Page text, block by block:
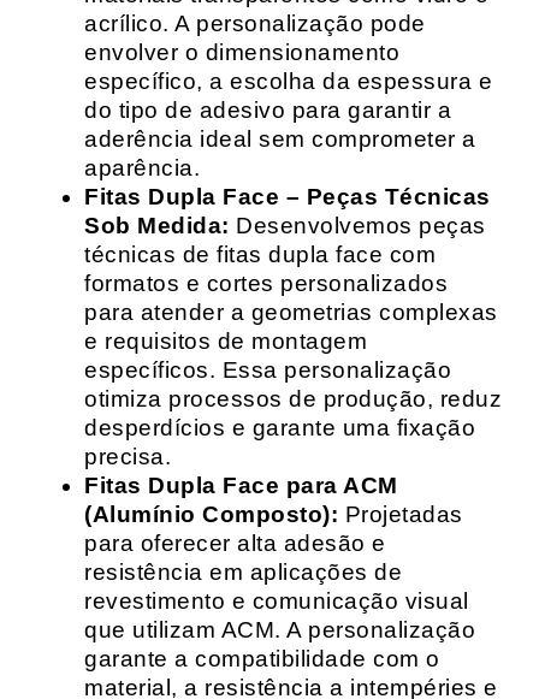
acrílico. A personalização pode
envolver o dimensionamento
específico, a escolha da espessura e
do tipo de adesivo para garantir a
aderência ideal sem comprometer a
aparência.
Fitas Dupla Face – Peças Técnicas
Sob Medida: Desenvolvemos peças
técnicas de fitas dupla face com
formatos e cortes personalizados
para atender a geometrias complexas
e requisitos de montagem
específicos. Essa personalização
otimiza processos de produção, reduz
desperdícios e garante uma fixação
precisa.
Fitas Dupla Face para ACM
(Alumínio Composto): Projetadas
para oferecer alta adesão e
resistência em aplicações de
revestimento e comunicação visual
que utilizam ACM. A personalização
garante a compatibilidade com o
material, a resistência a intempéries e